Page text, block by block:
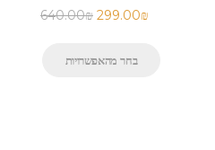
640.00₪ 299.00₪
בחר מהאפשרויות